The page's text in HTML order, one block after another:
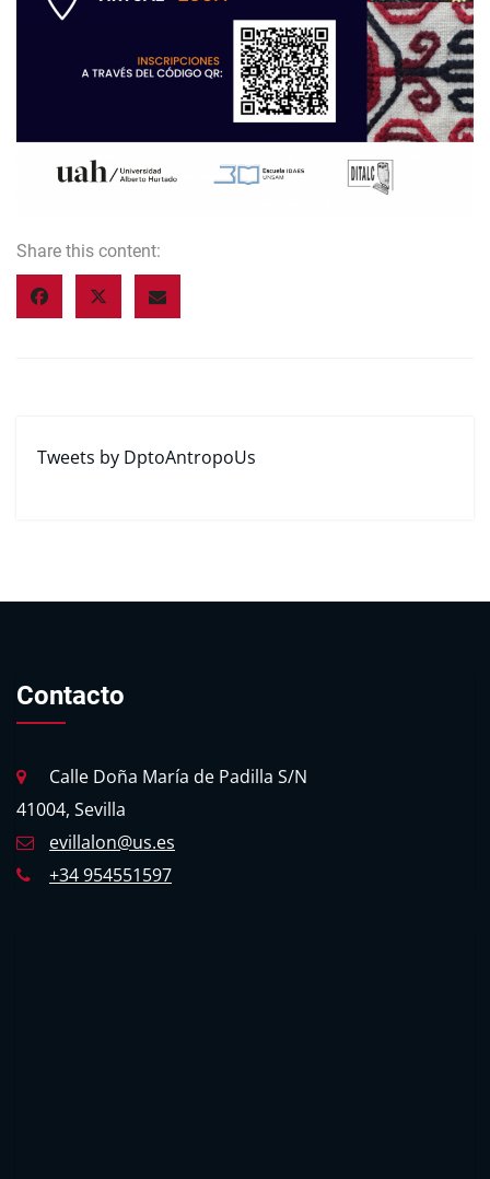
Share this content:
Tweets by DptoAntropoUs
Contacto
Calle Doña María de Padilla S/N
41004, Sevilla
evillalon@us.es
+34 954551597